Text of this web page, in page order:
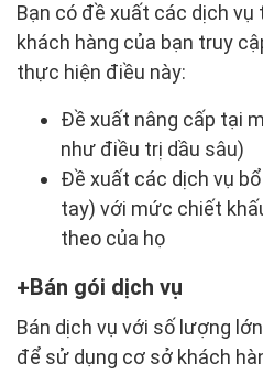
Bạn có đề xuất các dịch vụ
khách hàng của bạn truy
thực hiện điều này:
Đề xuất nâng cấp tại
như điều trị dầu sâu)
Đề xuất các dịch vụ
tay) với mức chiết
theo của họ
Bán gói dịch vụ
Bán dịch vụ với số lượng
để sử dụng cơ sở khách